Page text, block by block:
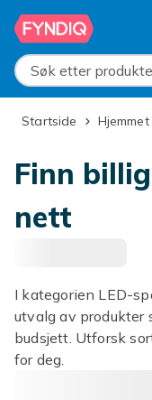
Hopp til
Søk etter produkter
Startside Hjemmet
Finn
nett
I kategorien LED-
utvalg av produkter
budsjett. Utforsk
for deg.